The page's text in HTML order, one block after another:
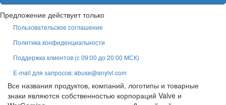
Предложение действует только
Пользовательское соглашение
Политика конфиденциальности
Поддержка клиентов (с 09:00 до 20:00 МСК)
E-mail для запросов: abuse@anylvl.com
Все названия продуктов, компаний, логотипы и товарные
знаки являются собственностью корпораций Valve и